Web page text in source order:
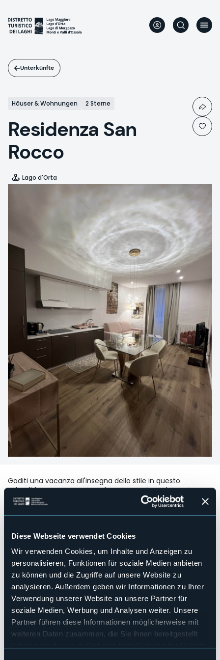
Diese Webseite verwendet Cookies
Wir verwenden Cookies, um Inhalte und Anzeigen zu
personalisieren, Funktionen für soziale Medien anbieten
zu können und die Zugriffe auf unsere Website zu
analysieren. Außerdem geben wir Informationen zu Ihrer
Verwendung unserer Website an unsere Partner für
soziale Medien, Werbung und Analysen weiter. Unsere
Partner führen diese Informationen möglicherweise mit
weiteren Daten zusammen, die Sie ihnen bereitgestellt
Inhalt
Unterkünfte
Häuser & Wohnungen 2 Sterne
Residenza San
Rocco
Lago d'Orta
Goditi una vacanza all'insegna dello stile in questo
splendido appartamento nel centro storico ad Orta San
Giulio composto da sala da pranzo con cucina
completamente attrezzata, camera da letto matrimoniale
e bagno.
Fornito di biancheria da letto e asciugamani, wi-fi e due Tv
Strukturen für Behinderten
No
Wellness
No
Kongresshalle
No
Hallenbad
No
Haustiere erlaubt